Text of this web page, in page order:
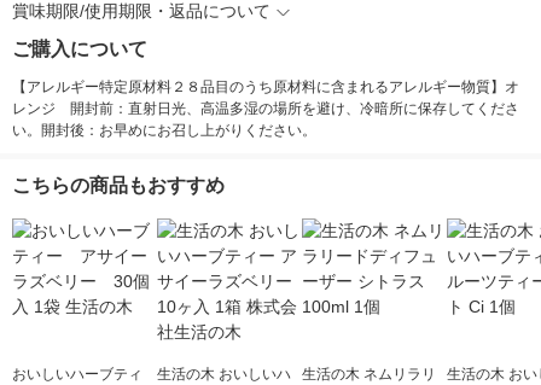
賞味期限/使用期限・返品について
ご購入について
【アレルギー特定原材料２８品目のうち原材料に含まれるアレルギー物質】オ
レンジ 開封前：直射日光、高温多湿の場所を避け、冷暗所に保存してくださ
い。開封後：お早めにお召し上がりください。
こちらの商品もおすすめ
おいしいハーブティ
生活の木 おいしいハ
生活の木 ネムリラリ
生活の木 おい